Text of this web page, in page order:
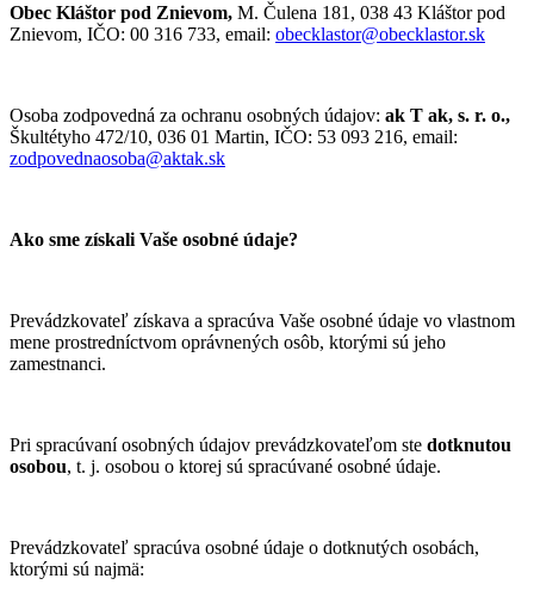
Obec Kláštor pod Znievom, M. Čulena 181, 038 43 Kláštor pod
Znievom, IČO: 00 316 733, email: obecklastor@obecklastor.sk
Osoba zodpovedná za ochranu osobných údajov: ak T ak, s. r. o.,
Škultétyho 472/10, 036 01 Martin, IČO: 53 093 216, email:
zodpovednaosoba@aktak.sk
Ako sme získali Vaše osobné údaje?
Prevádzkovateľ získava a spracúva Vaše osobné údaje vo vlastnom
mene prostredníctvom oprávnených osôb, ktorými sú jeho
zamestnanci.
Pri spracúvaní osobných údajov prevádzkovateľom ste dotknutou
osobou, t. j. osobou o ktorej sú spracúvané osobné údaje.
Prevádzkovateľ spracúva osobné údaje o dotknutých osobách,
ktorými sú najmä: